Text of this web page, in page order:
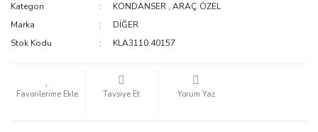
Kategori KONDANSER ,ARAÇ ÖZEL
Marka
DİĞER
Stok Kodu
KLA3110.40157
Tavsiye Et Yorum Yaz